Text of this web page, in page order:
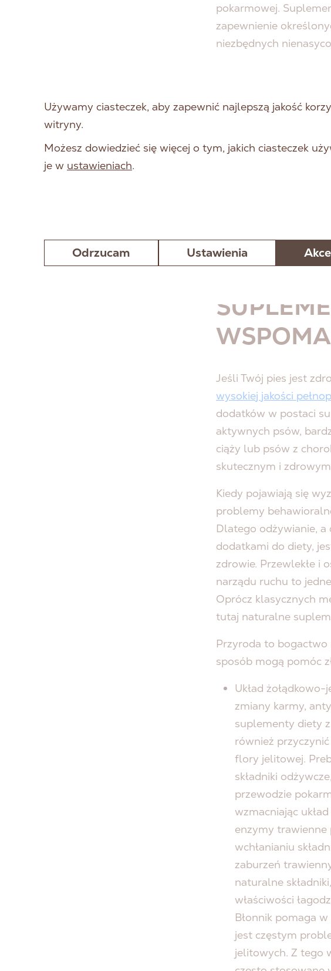
pokarmowej.
zapewnienie
niezbędnych
rozwojowi. W
dodawane są do
żelu lub płatków. W
diety może być
żywienia. Na
odżywcze może
przypadku
długotrwałe
do nienaruszonego
narządów, kości i
Jeśli Twój pies jest
wysokiej jakości
dodatków w postaci
aktywnych psów,
ciąży lub psów z
skutecznym i
Kiedy pojawiają się
problemy
Dlatego odżywianie,
dodatkami do diety,
zdrowie. Przewlekłe i
narządu ruchu to
Oprócz klasycznych
tutaj naturalne
Przyroda to
sposób mogą pomóc
Układ
zmiany karmy,
suplementy diety
również
flory jelitowej.
składniki
przewodzie
wzmacniając
enzymy trawienne
wchłanianiu
zaburzeń
naturalne
właściwości
Błonnik pomaga
jest częstym
jelitowych. Z tego
Używamy ciasteczek, aby zapewnić najlepszą jakość
witryny.
Możesz dowiedzieć się więcej o tym, jakich ciasteczek
je w ustawieniach.
Odrzucam Ustawienia